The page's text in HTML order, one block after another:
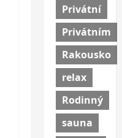
Privátní
Privátním
Rakousko
relax
Rodinný
sauna